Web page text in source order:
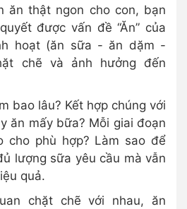
ăn thật ngon cho con, bạn
được vấn đề “Ăn” của
hoạt (ăn sữa - ăn dặm -
chẽ và ảnh hưởng đến
bao lâu? Kết hợp chúng với
ăn mấy bữa? Mỗi giai đoạn
cho phù hợp? Làm sao để
lượng sữa yêu cầu mà vẫn
quả.
chặt chẽ với nhau, ăn